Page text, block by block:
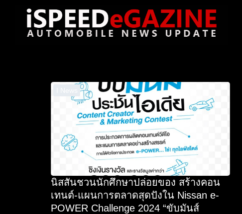
I News
นิสสันชวนนักศึกษาปล่อยของ สร้างคอน
เทนต์-แผนการตลาดสุดปังใน Nissan e-
POWER Challenge 2024 “ขับมันส์